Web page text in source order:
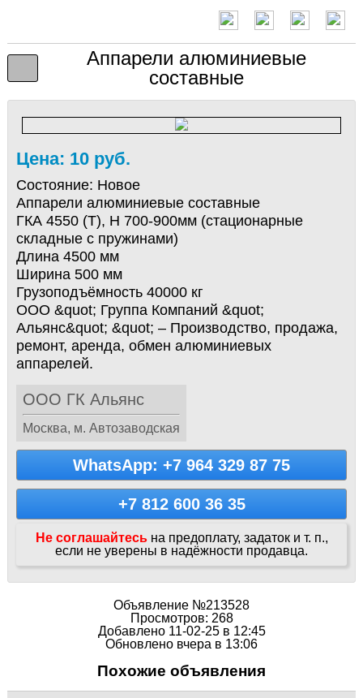
Аппарели алюминиевые
составные
Цена: 10 руб.
Состояние: Новое
Аппарели алюминиевые составные
ГКА 4550 (Т), Н 700-900мм (стационарные
складные с пружинами)
Длина 4500 мм
Ширина 500 мм
Грузоподъёмность 40000 кг
ООО &quot; Группа Компаний &quot;
Альянс&quot; &quot; – Производство, продажа,
ремонт, аренда, обмен алюминиевых
аппарелей.
ООО ГК Альянс
Москва, м. Автозаводская
WhatsApp: +7 964 329 87 75
+7 812 600 36 35
Не соглашайтесь на предоплату, задаток и т. п.,
если не уверены в надёжности продавца.
Объявление №213528
Просмотров: 268
Добавлено 11-02-25 в 12:45
Обновлено вчера в 13:06
Похожие объявления